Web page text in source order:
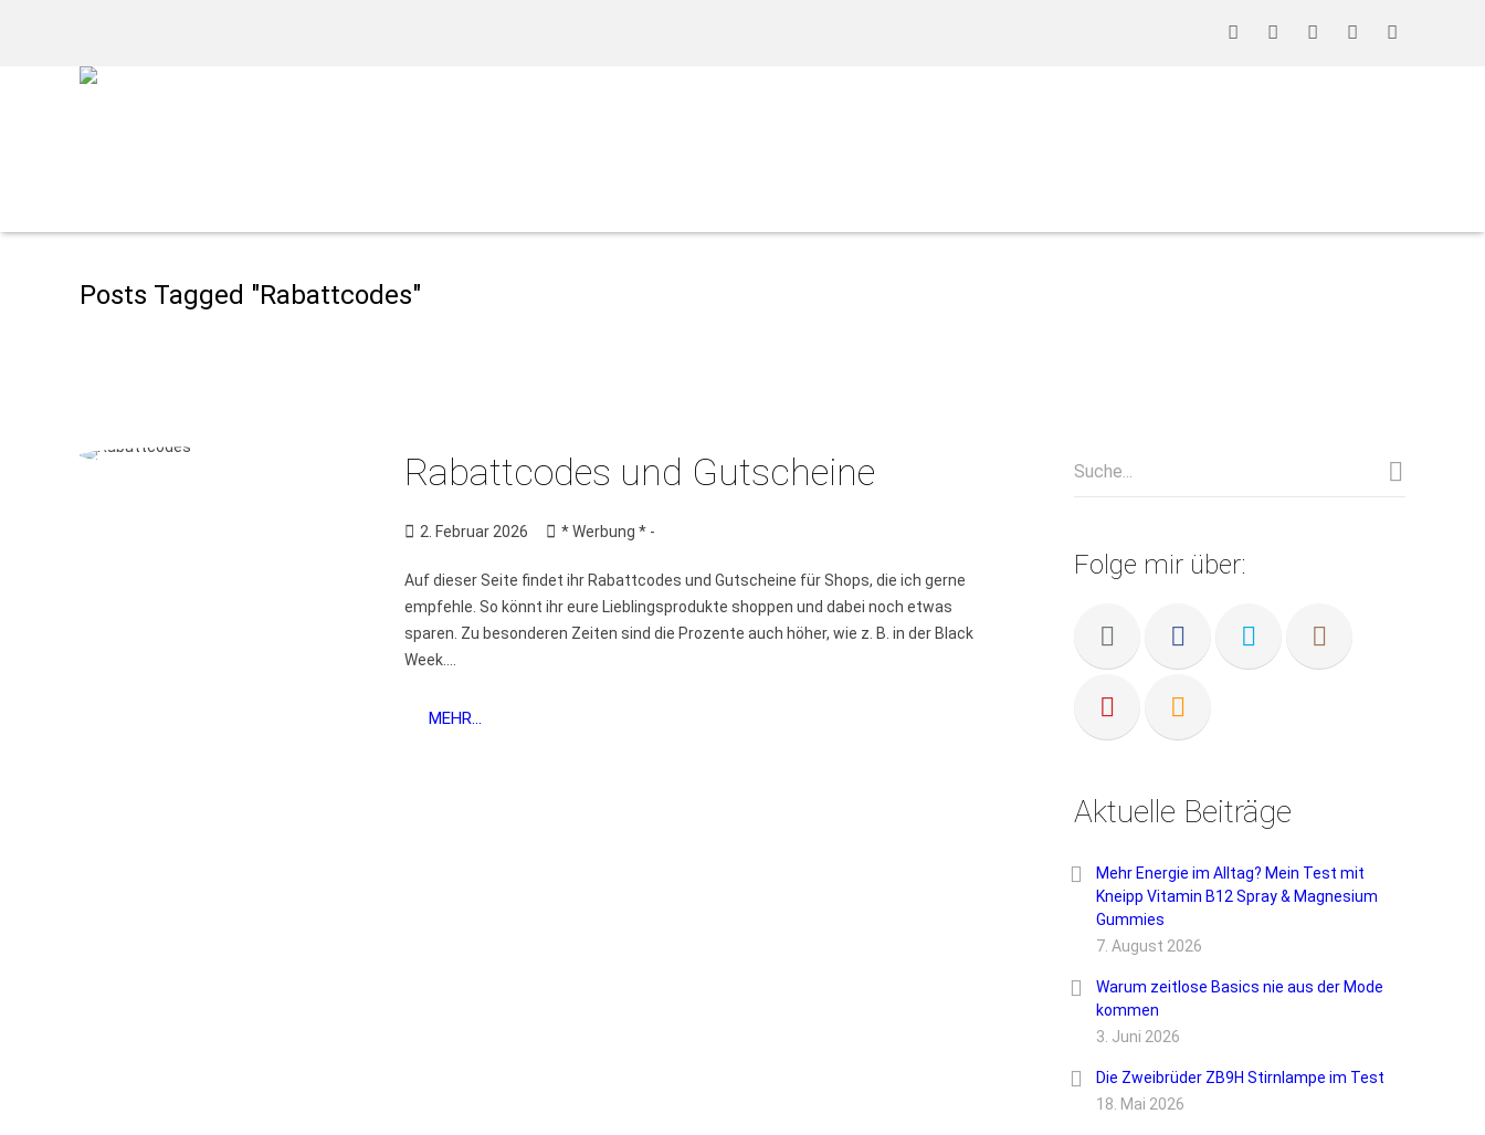
Posts Tagged "Rabattcodes"
Rabattcodes und Gutscheine
2. Februar 2026 * Werbung * -
Auf dieser Seite findet ihr Rabattcodes und Gutscheine für Shops, die ich gerne
empfehle. So könnt ihr eure Lieblingsprodukte shoppen und dabei noch etwas
sparen. Zu besonderen Zeiten sind die Prozente auch höher, wie z. B. in der Black
Week....
MEHR...
Folge mir über:
Aktuelle Beiträge
Mehr Energie im Alltag? Mein Test mit
Kneipp Vitamin B12 Spray & Magnesium
Gummies
7. August 2026
Warum zeitlose Basics nie aus der Mode
kommen
3. Juni 2026
Die Zweibrüder ZB9H Stirnlampe im Test
18. Mai 2026